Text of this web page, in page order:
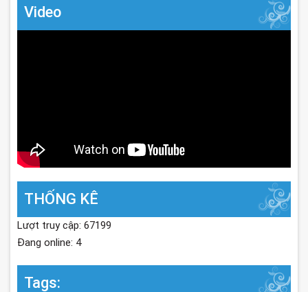
Video
THỐNG KÊ
Lượt truy cập: 67199
Đang online: 4
Tags: